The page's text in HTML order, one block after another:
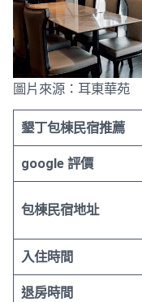
圖片來源：耳東華苑
墾丁包棟民宿推薦
google 評價
包棟民宿地址
入住時間
退房時間